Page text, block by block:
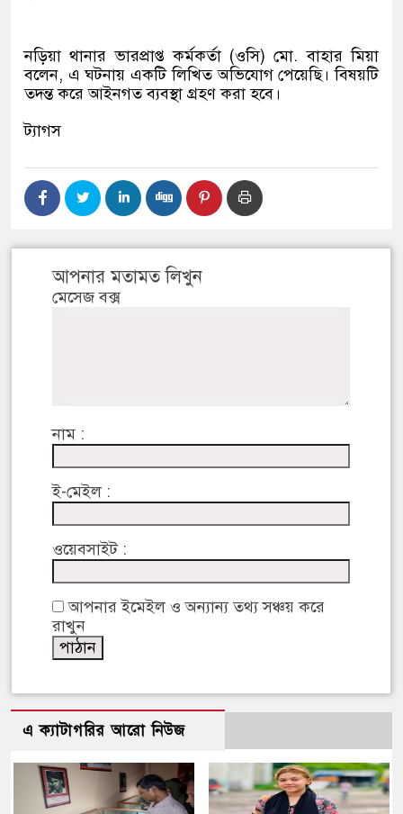
নড়িয়া থানার ভারপ্রাপ্ত কর্মকর্তা (ওসি) মো. বাহার মিয়া
বলেন, এ ঘটনায় একটি লিখিত অভিযোগ পেয়েছি। বিষয়টি
তদন্ত করে আইনগত ব্যবস্থা গ্রহণ করা হবে।
ট্যাগস
আপনার মতামত লিখুন
মেসেজ বক্স
নাম :
ই-মেইল :
ওয়েবসাইট :
আপনার ইমেইল ও অন্যান্য তথ্য সঞ্চয় করে
রাখুন
এ ক্যাটাগরির আরো নিউজ